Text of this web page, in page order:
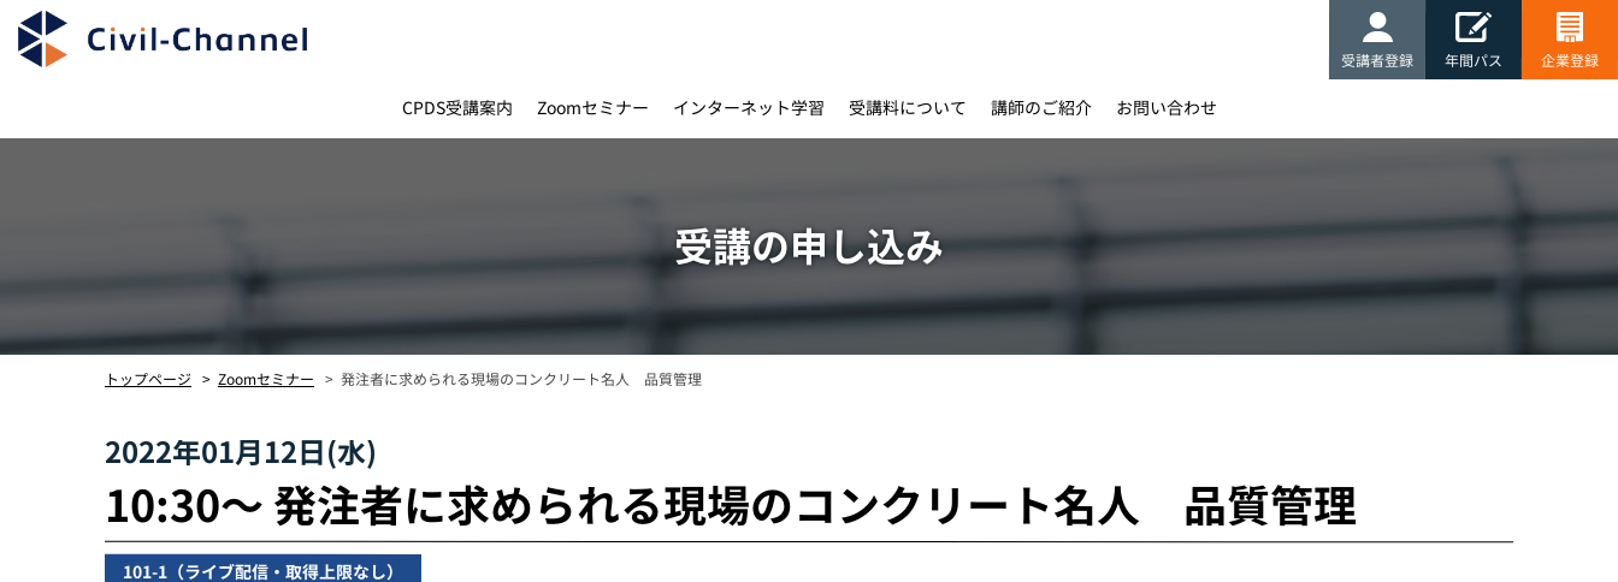
CPDS受講案内 Zoomセミナー インターネット学習 受講料について 講師のご紹介 お問い合わせ
受講者登録 年間パス 企業登録
受講の申し込み
トップページ Zoomセミナー 発注者に求められる現場のコンクリート名人 品質管理
2022年01月12日(水)
10:30〜 発注者に求められる現場のコンクリート名人 品質管理
101-1（ライブ配信・取得上限なし）